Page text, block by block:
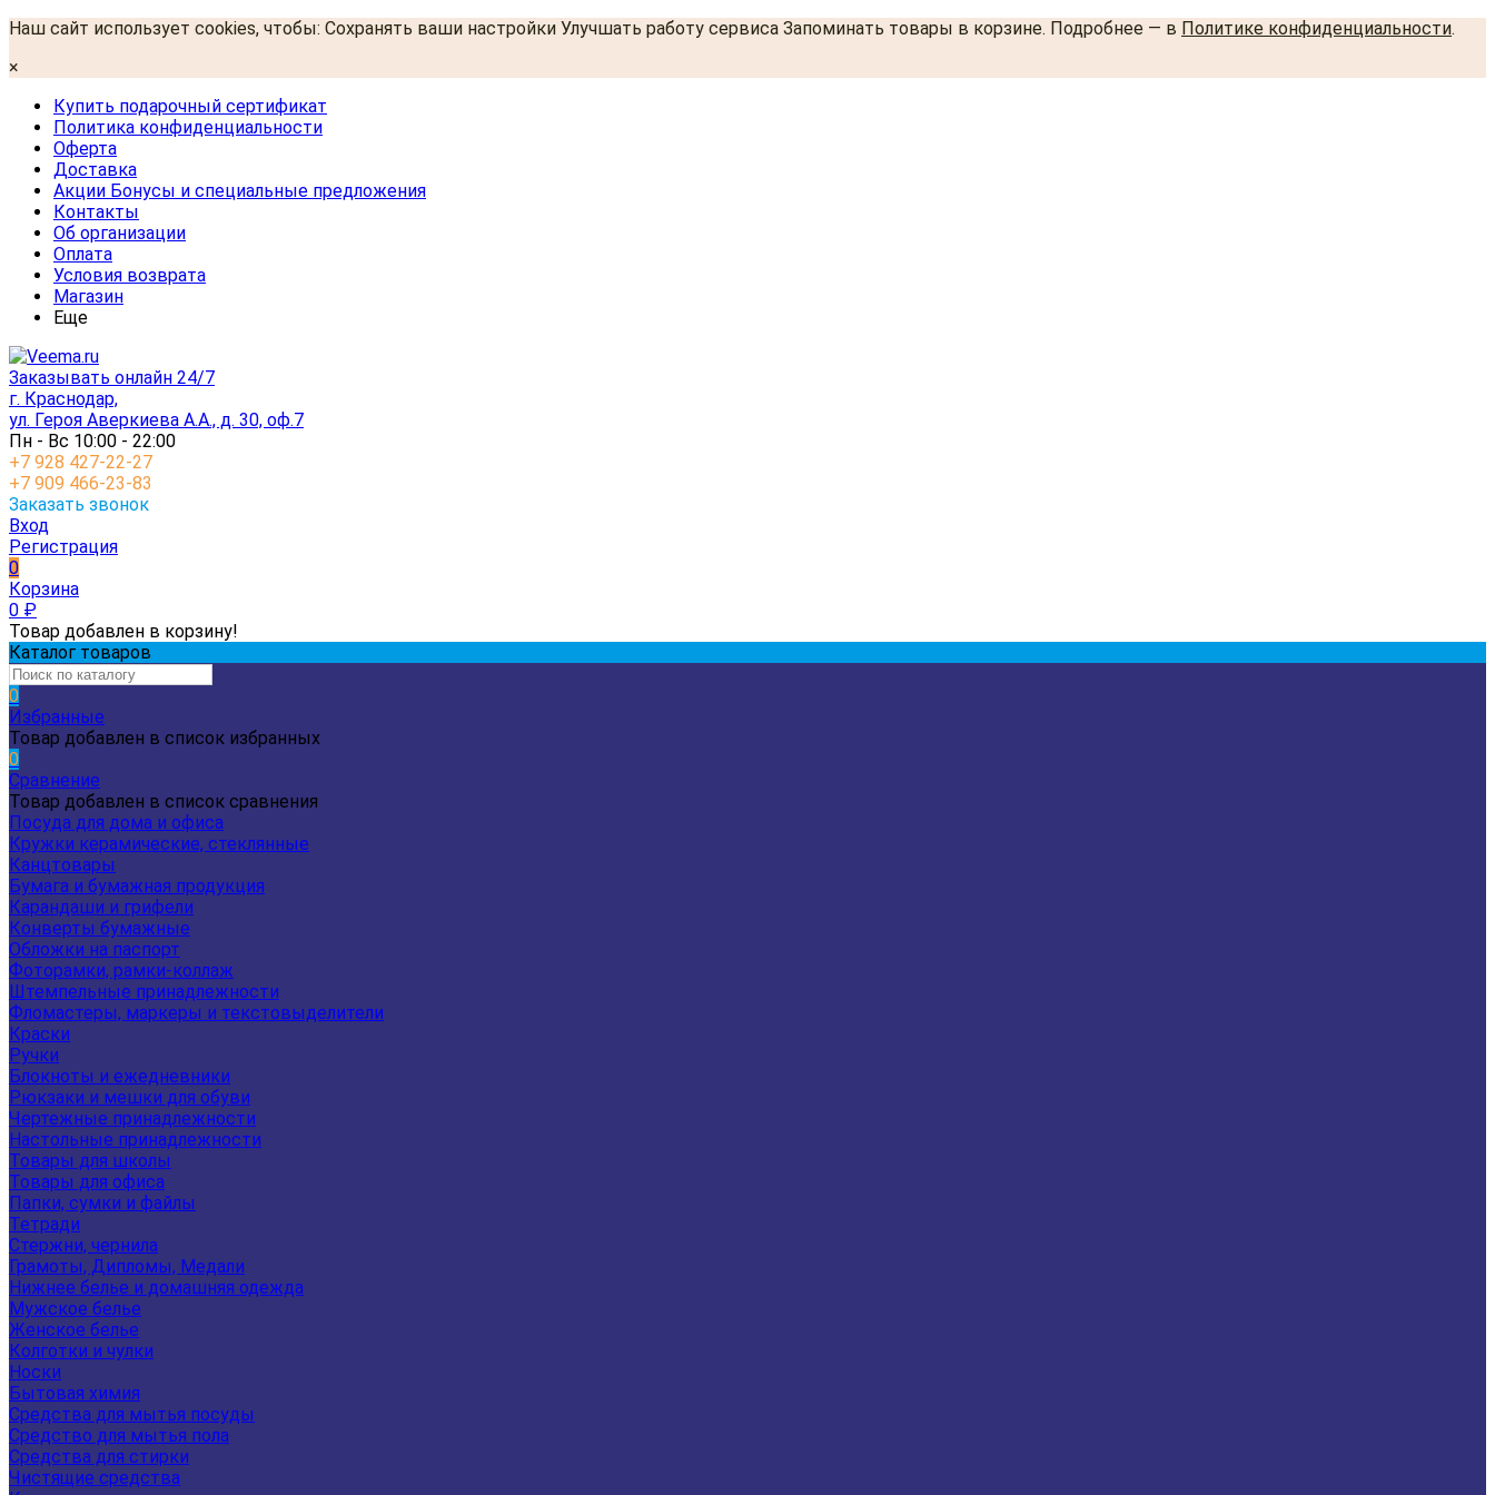
Наш сайт использует cookies, чтобы: Сохранять ваши настройки Улучшать работу сервиса Запоминать товары в корзине. Подробнее — в Политике конфиденциальности.
×
Купить подарочный сертификат
Политика конфиденциальности
Оферта
Доставка
Акции Бонусы и специальные предложения
Контакты
Об организации
Оплата
Условия возврата
Магазин
Еще
Заказывать онлайн 24/7
г. Краснодар,
ул. Героя Аверкиева А.А., д. 30, оф.7
Пн - Вс 10:00 - 22:00
+7 928 427-22-27
+7 909 466-23-83
Заказать звонок
Вход
Регистрация
0
Корзина
0 ₽
Товар добавлен в корзину!
Каталог товаров
0
Избранные
Товар добавлен в список избранных
0
Сравнение
Товар добавлен в список сравнения
Посуда для дома и офиса
Кружки керамические, стеклянные
Канцтовары
Бумага и бумажная продукция
Карандаши и грифели
Конверты бумажные
Обложки на паспорт
Фоторамки, рамки-коллаж
Штемпельные принадлежности
Фломастеры, маркеры и текстовыделители
Краски
Ручки
Блокноты и ежедневники
Рюкзаки и мешки для обуви
Чертежные принадлежности
Настольные принадлежности
Товары для школы
Товары для офиса
Папки, сумки и файлы
Тетради
Стержни, чернила
Грамоты, Дипломы, Медали
Нижнее белье и домашняя одежда
Мужское белье
Женское белье
Колготки и чулки
Носки
Бытовая химия
Средства для мытья посуды
Средство для мытья пола
Средства для стирки
Чистящие средства